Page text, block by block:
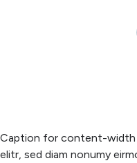
Caption for content-width
elitr, sed diam nonumy